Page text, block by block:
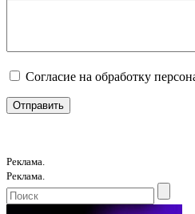
Согласие на обработку
Реклама.
Реклама.